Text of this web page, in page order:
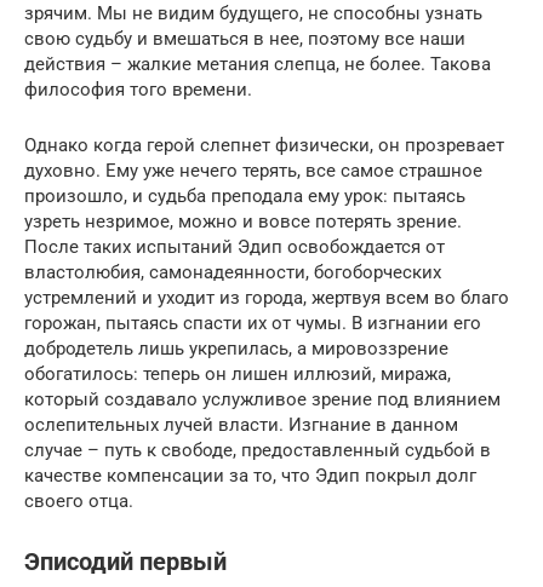
зрячим. Мы не видим будущего, не способны узнать
свою судьбу и вмешаться в нее, поэтому все наши
действия – жалкие метания слепца, не более. Такова
философия того времени.
Однако когда герой слепнет физически, он прозревает
духовно. Ему уже нечего терять, все самое страшное
произошло, и судьба преподала ему урок: пытаясь
узреть незримое, можно и вовсе потерять зрение.
После таких испытаний Эдип освобождается от
властолюбия, самонадеянности, богоборческих
устремлений и уходит из города, жертвуя всем во благо
горожан, пытаясь спасти их от чумы. В изгнании его
добродетель лишь укрепилась, а мировоззрение
обогатилось: теперь он лишен иллюзий, миража,
который создавало услужливое зрение под влиянием
ослепительных лучей власти. Изгнание в данном
случае – путь к свободе, предоставленный судьбой в
качестве компенсации за то, что Эдип покрыл долг
своего отца.
Эписодий первый